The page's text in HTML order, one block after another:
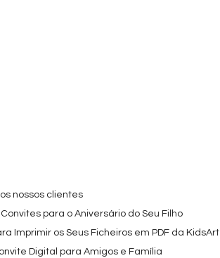
nossos clientes
para o Aniversário do Seu Filho
Imprimir os Seus Ficheiros em PDF da KidsArt
Digital para Amigos e Família